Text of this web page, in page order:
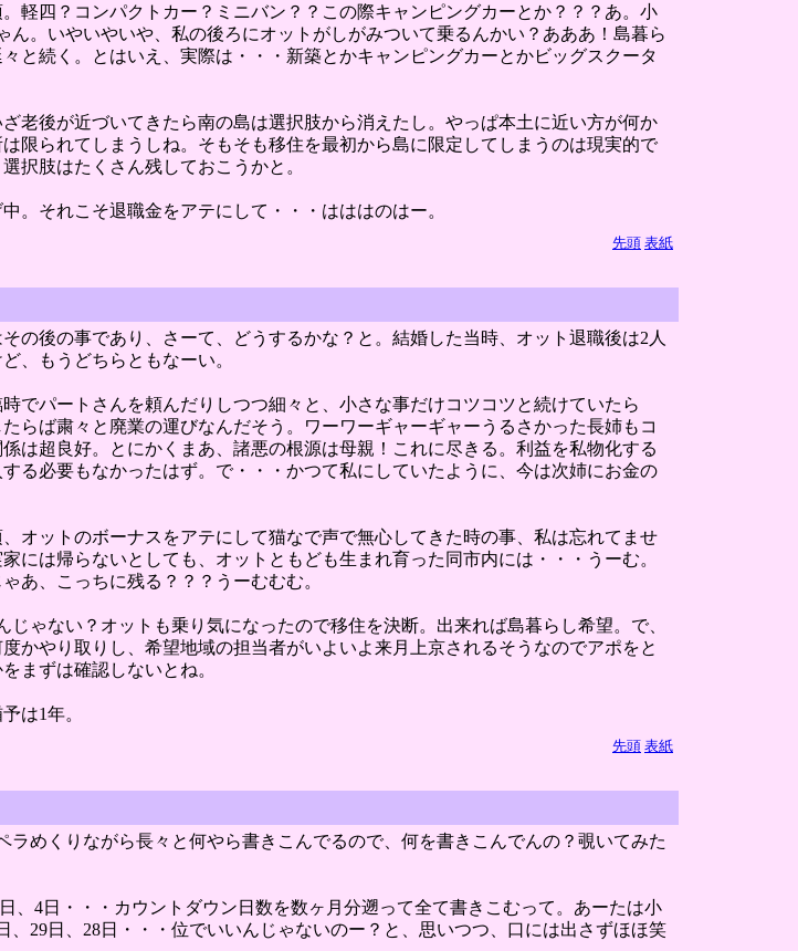
軽四？コンパクトカー？ミニバン？？この際キャンピングカーとか？？？あ。小
。いやいやいや、私の後ろにオットがしがみついて乗るんかい？あああ！島暮ら
と続く。とはいえ、実際は・・・新築とかキャンピングカーとかビッグスクータ
老後が近づいてきたら南の島は選択肢から消えたし。やっぱ本土に近い方が何か
限られてしまうしね。そもそも移住を最初から島に限定してしまうのは現実的で
択肢はたくさん残しておこうかと。
。それこそ退職金をアテにして・・・はははのはー。
先頭 表紙
の後の事であり、さーて、どうするかな？と。結婚した当時、オット退職後は2人
、もうどちらともなーい。
でパートさんを頼んだりしつつ細々と、小さな事だけコツコツと続けていたら
らば粛々と廃業の運びなんだそう。ワーワーギャーギャーうるさかった長姉もコ
は超良好。とにかくまあ、諸悪の根源は母親！これに尽きる。利益を私物化する
る必要もなかったはず。で・・・かつて私にしていたように、今は次姉にお金の
オットのボーナスをアテにして猫なで声で無心してきた時の事、私は忘れてませ
には帰らないとしても、オットともども生まれ育った同市内には・・・うーむ。
あ、こっちに残る？？？うーむむむ。
ゃない？オットも乗り気になったので移住を決断。出来れば島暮らし希望。で、
かやり取りし、希望地域の担当者がいよいよ来月上京されるそうなのでアポをと
まずは確認しないとね。
は1年。
先頭 表紙
めくりながら長々と何やら書きこんでるので、何を書きこんでんの？覗いてみた
、4日・・・カウントダウン日数を数ヶ月分遡って全て書きこむって。あーたは小
29日、28日・・・位でいいんじゃないのー？と、思いつつ、口には出さずほほ笑